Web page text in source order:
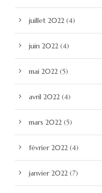
juillet 2022 (4)
juin 2022 (4)
mai 2022 (5)
avril 2022 (4)
mars 2022 (5)
février 2022 (4)
janvier 2022 (7)